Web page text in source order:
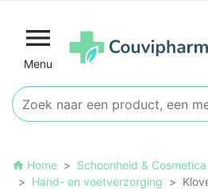

Menu
home Home
Schoonheid & Cosmetica
Hand- en voetverzorging